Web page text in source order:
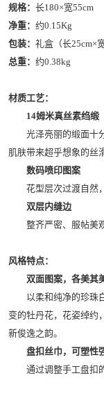
规格： 长180×宽55cm
净重： 约0.15Kg
包装： 礼盒（长25cm×
总重： 约0.38kg
材质工艺：
14姆米真丝素绉缎
光泽亮丽的缎面十分
肌肤带来超乎想象的丝
数码喷印图案
花型层次过渡自然，
双层内缝边
整齐严密、服帖美观
风格特点：
双面图案，各美其
以柔和纯净的珍珠白
变的牡丹花，花姿绰约
新俊逸之韵。
盘扣丝巾，可塑性
通过调整手工盘扣的